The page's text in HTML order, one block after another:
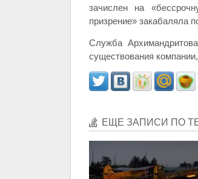
зачислен на
призрение» закабаляла
Служба
существования
ЕЩЕ ЗАПИСИ ПО